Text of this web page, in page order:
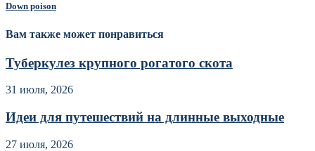
Down poison
Вам также может понравиться
Туберкулез крупного рогатого скота
31 июля, 2026
Идеи для путешествий на длинные выходные
27 июля, 2026